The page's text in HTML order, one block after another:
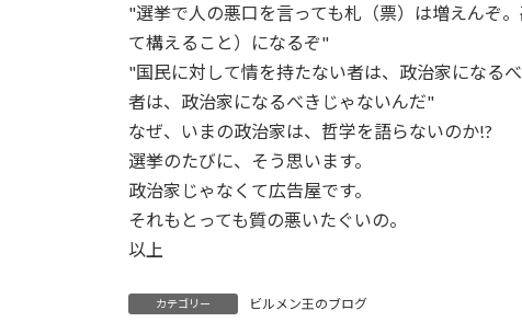
"選挙で人の悪口を言っても札（票）は増えんぞ
て構えること）になるぞ"
"国民に対して情を持たない者は、政治家になる
者は、政治家になるべきじゃないんだ"
なぜ、いまの政治家は、哲学を語らないのか!?
選挙のたびに、そう思います。
政治家じゃなくて広告屋です。
それもとっても質の悪いたぐいの。
以上
カテゴリー ビルメン王のブログ